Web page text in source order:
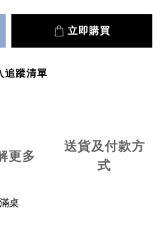
立即購買
追蹤清單
更多
送貨及付款方
式
桌